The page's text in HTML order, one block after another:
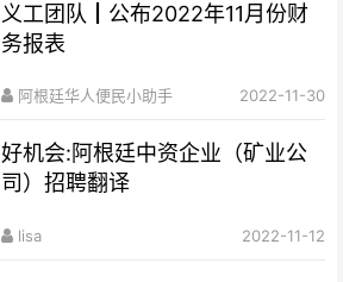
义工团队┃公布2022年11月份财
务报表
阿根廷华人便民小助手 2022-11-30
好机会:阿根廷中资企业（矿业公
司）招聘翻译
lisa 2022-11-12